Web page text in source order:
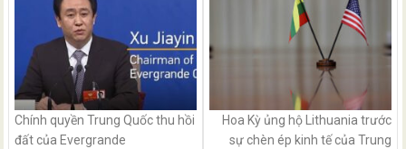
Chính quyền Trung Quốc thu hồi
đất của Evergrande
Hoa Kỳ ủng hộ Lithuania trước
sự chèn ép kinh tế của Trung